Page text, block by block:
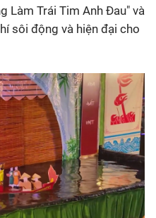
Làm Trái Tim Anh Đau" và
sôi động và hiện đại cho